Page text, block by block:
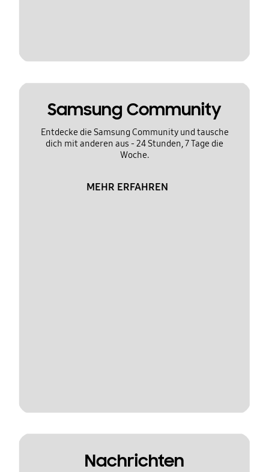
Samsung Community
Entdecke die Samsung Community und tausche
dich mit anderen aus - 24 Stunden, 7 Tage die
Woche.
MEHR ERFAHREN
Nachrichten